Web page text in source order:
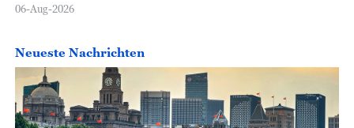
06-Aug-2026
Neueste Nachrichten